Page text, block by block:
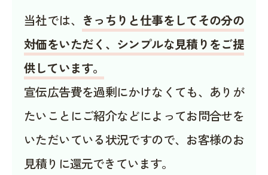
当社では、 きっちりと仕事をしてその分の
対価をいただく、シンプルな見積りをご提
供しています。
宣伝広告費を過剰にかけなくても、ありが
たいことにご紹介などによってお問合せを
いただいている状況ですので、お客様のお
見積りに還元できています。